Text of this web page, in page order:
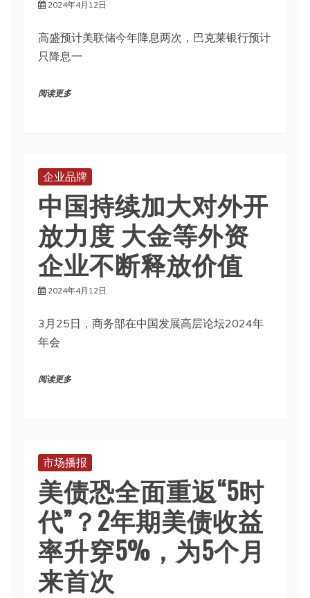
2024年4月12日
高盛预计美联储今年降息两次，巴克莱银行预计
只降息一
阅读更多
企业品牌
中国持续加大对外开
放力度 大金等外资
企业不断释放价值
2024年4月12日
3月25日，商务部在中国发展高层论坛2024年
年会
阅读更多
市场播报
美债恐全面重返“5时
代”？2年期美债收益
率升穿5%，为5个月
来首次